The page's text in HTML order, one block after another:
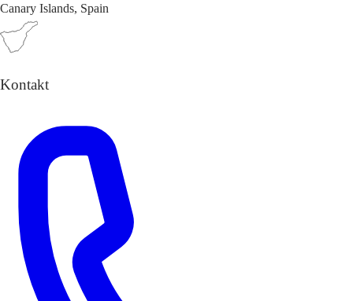
Canary Islands, Spain
Kontakt